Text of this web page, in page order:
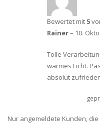
Bewertet mit 5
Rainer– 10.
Tolle
warmes Licht.
absolut
Nur angemeldete Kunden,